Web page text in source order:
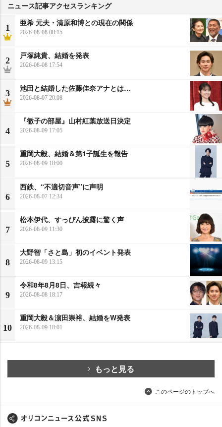
ニュース記事アクセスランキング
1
亜希 元夫・清原和博との現在の関係
2026-08-08 08:15
2
戸塚純貴、結婚を発表
2026-08-08 17:54
3
池田と結婚した佐藤佳奈アナとは…
2026-08-07 20:08
4
『徹子の部屋』山村紅葉放送日決定
2026-08-09 17:05
5
重岡大毅、結婚＆第1子誕生を報告
2026-08-09 18:00
6
西鉄、“不適切音声”に声明
2026-08-07 12:34
7
松本伊代、すっぴん披露に驚く声
2026-08-09 11:30
8
大野智「さと島」初のイベント発表
2026-08-09 13:15
9
令和8年8月8日、吉報続々
2026-08-08 18:17
10
重岡大毅＆濵田崇裕、結婚をW発表
2026-08-09 18:01
もっと見る
このページのトップへ